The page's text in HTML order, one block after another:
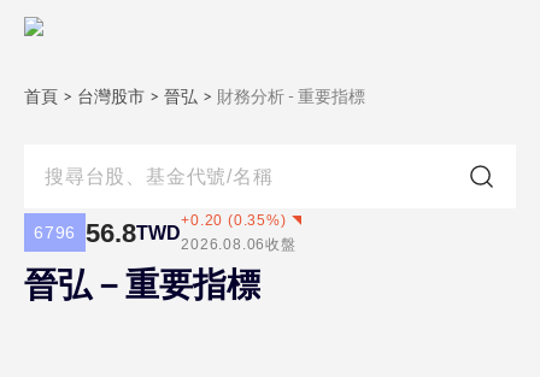
首頁 > 台灣股市 > 晉弘 > 財務分析 - 重要指標
6796 56.8TWD
+0.20 (0.35%)
2026.08.06收盤
晉弘－重要指標